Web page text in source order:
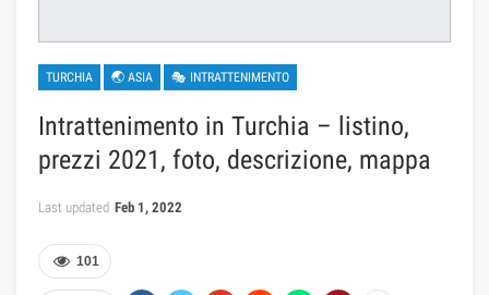
TURCHIA 🌏 ASIA 🎭 INTRATTENIMENTO
Intrattenimento in Turchia – listino,
prezzi 2021, foto, descrizione, mappa
Last updated Feb 1, 2022
101